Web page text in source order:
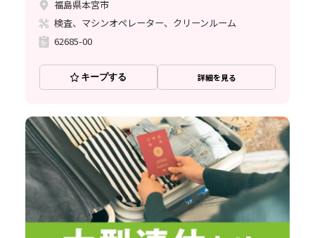
福島県本宮市
検査、マシンオペレーター、クリーンルーム
62685-00
キープする 詳細を見る